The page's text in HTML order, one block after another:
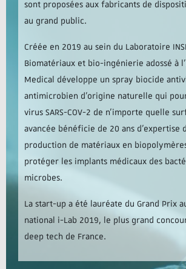
sont proposées aux fabricants de
au grand public.
Créée en 2019 au sein du Laboratoire
Biomatériaux et bio-ingénierie adossé à
Medical développe un spray biocide
antimicrobien d’origine naturelle qui
virus SARS-COV-2 de n’importe quelle
avancée bénéficie de 20 ans d’expertise
production de matériaux en
protéger les implants médicaux des
microbes.
La start-up a été lauréate du Grand Prix
national i-Lab 2019, le plus grand
deep tech de France.